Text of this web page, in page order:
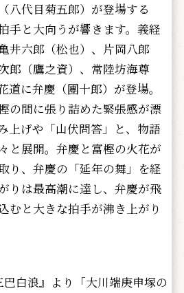
八代目菊五郎）が登場する
手と大向うが響きます。義経
井六郎（松也）、片岡八郎
郎（鷹之資）、常陸坊海尊
道に弁慶（團十郎）が登場。
の間に張り詰めた緊張感が漂
上げや「山伏問答」と、物語
と展開。弁慶と富樫の火花が
り、弁慶の「延年の舞」を経
りは最高潮に達し、弁慶が飛
むと大きな拍手が沸き上がり
白浪』より「大川端庚申塚の